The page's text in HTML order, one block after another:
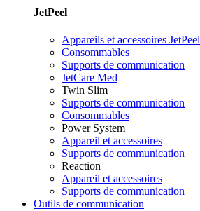
JetPeel
Appareils et accessoires JetPeel
Consommables
Supports de communication
JetCare Med
Twin Slim
Supports de communication
Consommables
Power System
Appareil et accessoires
Supports de communication
Reaction
Appareil et accessoires
Supports de communication
Outils de communication